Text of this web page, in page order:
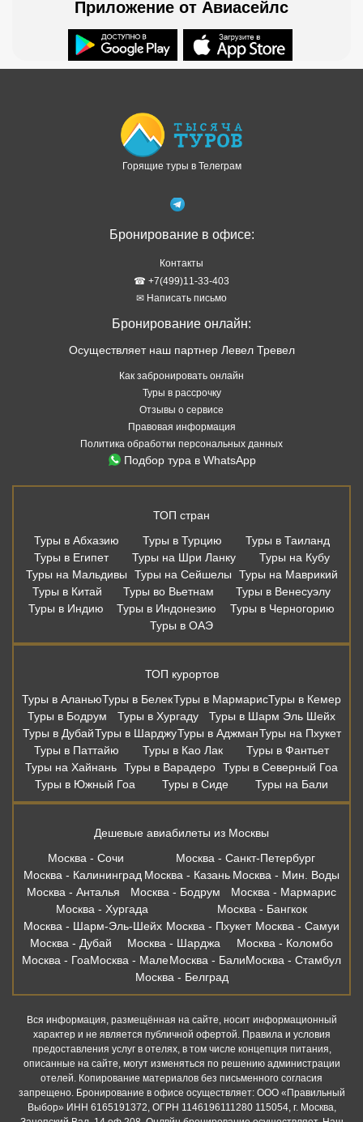
Приложение от Авиасейлс
Горящие туры в Телеграм
Бронирование в офисе:
Контакты
☎ +7(499)11-33-403
✉ Написать письмо
Бронирование онлайн:
Осуществляет наш партнер Левел Тревел
Как забронировать онлайн
Туры в рассрочку
Отзывы о сервисе
Правовая информация
Политика обработки персональных данных
Подбор тура в WhatsApp
ТОП стран
Туры в Абхазию
Туры в Турцию
Туры в Таиланд
Туры в Египет
Туры на Шри Ланку
Туры на Кубу
Туры на Мальдивы
Туры на Сейшелы
Туры на Маврикий
Туры в Китай
Туры во Вьетнам
Туры в Венесуэлу
Туры в Индию
Туры в Индонезию
Туры в Черногорию
Туры в ОАЭ
ТОП курортов
Туры в АланьюТуры в БелекТуры в МармарисТуры в Кемер
Туры в Бодрум
Туры в Хургаду
Туры в Шарм Эль Шейх
Туры в ДубайТуры в ШарджуТуры в АджманТуры на Пхукет
Туры в Паттайю
Туры в Као Лак
Туры в Фантьет
Туры на Хайнань Туры в Варадеро Туры в Северный Гоа
Туры в Южный Гоа
Туры в Сиде Туры на Бали
Дешевые авиабилеты из Москвы
Москва - Сочи
Москва - Санкт-Петербург
Москва - Калининград Москва - Казань Москва - Мин. Воды
Москва - Анталья
Москва - Бодрум
Москва - Мармарис
Москва - Хургада
Москва - Бангкок
Москва - Шарм-Эль-Шейх Москва - Пхукет Москва - Самуи
Москва - Дубай
Москва - Шарджа
Москва - Коломбо
Москва - ГоаМосква - МалеМосква - БалиМосква - Стамбул
Москва - Белград
Вся информация, размещённая на сайте, носит информационный
характер и не является публичной офертой. Правила и условия
предоставления услуг в отелях, в том числе концепция питания,
описанные на сайте, могут изменяться по решению администрации
отелей. Копирование материалов без письменного согласия
запрещено. Бронирование в офисе осуществляет: ООО «Правильный
Выбор» ИНН 6165191372, ОГРН 1146196111280 115054, г. Москва,